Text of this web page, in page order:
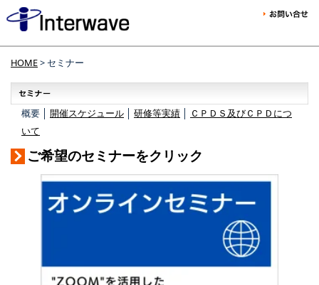
HOME> セミナー
概要 │ 開催スケジュール 研修等実績
ＣＰＤＳ及びＣＰＤにつ
いて
ご希望のセミナーをクリック